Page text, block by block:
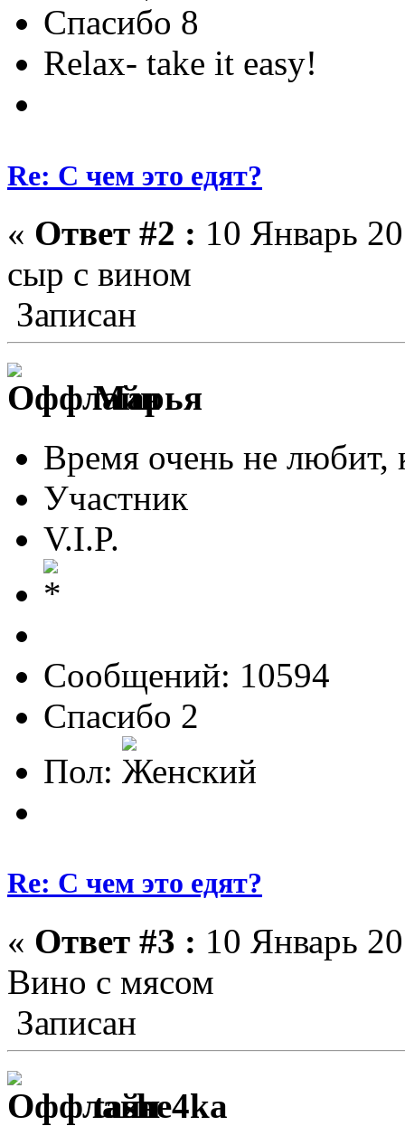
Спасибо 8
Relax- take it easy!
Re: С чем это едят?
« Ответ #2 : 10 Январь
сыр с вином
Записан
Марья
Время очень не любит,
Участник
V.I.P.
Сообщений: 10594
Спасибо 2
Пол:
Re: С чем это едят?
« Ответ #3 : 10 Январь
Вино с мясом
Записан
tashe4ka